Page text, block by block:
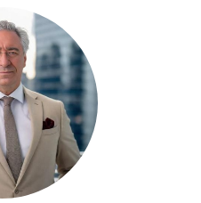
conversación en una
venta exitosa.
por WhatsApp
Rápida de
que heredó la casa de sus